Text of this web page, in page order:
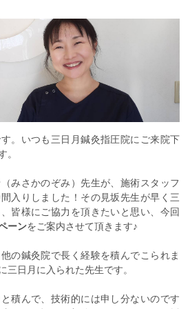
。いつも三日月鍼灸指圧院にご来院下
。
みさかのぞみ）先生が、施術スタッフ
入りしました！その見坂先生が早く三
皆様にご協力を頂きたいと思い、今回
ーンをご案内させて頂きます♪
の鍼灸院で長く経験を積んでこられま
三日月に入られた先生です。
積んで、技術的には申し分ないのです